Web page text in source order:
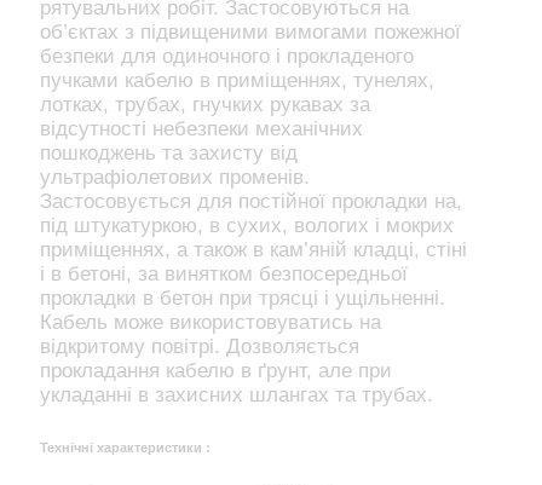
рятувальних робіт. Застосовуються на
об’єктах з підвищеними вимогами пожежної
безпеки для одиночного і прокладеного
пучками кабелю в приміщеннях, тунелях,
лотках, трубах, гнучких рукавах за
відсутності небезпеки механічних
пошкоджень та захисту від
ультрафіолетових променів.
Застосовується для постійної прокладки на,
під штукатуркою, в сухих, вологих і мокрих
приміщеннях, а також в кам’яній кладці, стіні
і в бетоні, за винятком безпосередньої
прокладки в бетон при трясці і ущільненні.
Кабель може використовуватись на
відкритому повітрі. Дозволяється
прокладання кабелю в ґрунт, але при
укладанні в захисних шлангах та трубах.
Технічні характеристики :